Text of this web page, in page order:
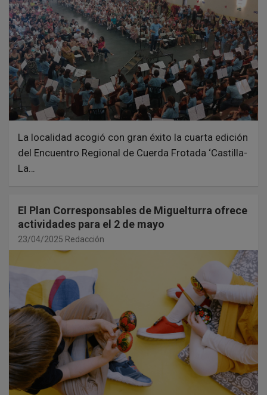
La localidad acogió con gran éxito la cuarta edición
del Encuentro Regional de Cuerda Frotada ‘Castilla-
La…
El Plan Corresponsables de Miguelturra ofrece
actividades para el 2 de mayo
23/04/2025 Redacción